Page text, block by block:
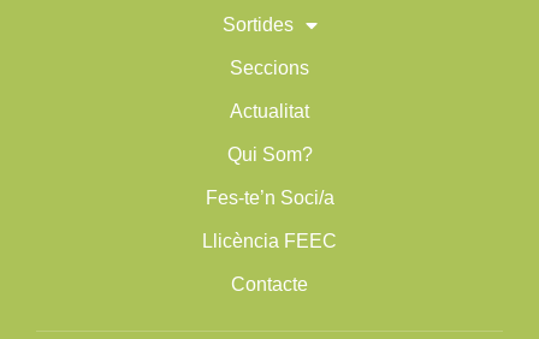
Sortides
Seccions
Actualitat
Qui Som?
Fes-te’n Soci/a
Llicència FEEC
Contacte